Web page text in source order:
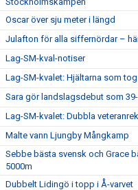
Oscar över sju meter i längd
Julafton för alla siffernördar –
Lag-SM-kval-notiser
Lag-SM-kvalet: Hjältarna som
Sara gör landslagsdebut som
Lag-SM-kvalet: Dubbla
Malte vann Ljungby Mångkamp
Sebbe bästa svensk och Grace
5000m
Dubbelt Lidingö i topp i Å-varvet